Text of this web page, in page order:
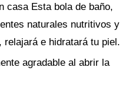
casa Esta bola de baño,
naturales nutritivos y
e hidratará tu piel.
agradable al abrir la